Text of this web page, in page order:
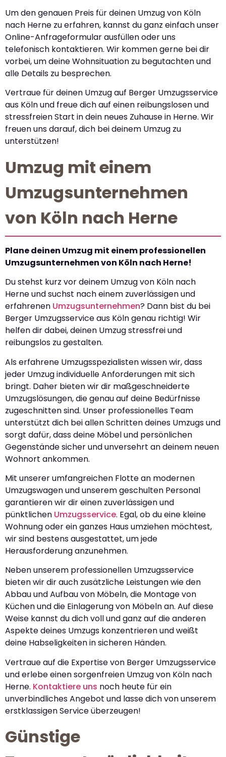
Um den genauen Preis für deinen Umzug von Köln
nach Herne zu erfahren, kannst du ganz einfach unser
Online-Anfrageformular ausfüllen oder uns
telefonisch kontaktieren. Wir kommen gerne bei dir
vorbei, um deine Wohnsituation zu begutachten und
alle Details zu besprechen.
Vertraue für deinen Umzug auf Berger Umzugsservice
aus Köln und freue dich auf einen reibungslosen und
stressfreien Start in dein neues Zuhause in Herne. Wir
freuen uns darauf, dich bei deinem Umzug zu
unterstützen!
Umzug mit einem
Umzugsunternehmen
von Köln nach Herne
Plane deinen Umzug mit einem professionellen
Umzugsunternehmen von Köln nach Herne!
Du stehst kurz vor deinem Umzug von Köln nach
Herne und suchst nach einem zuverlässigen und
erfahrenen Umzugsunternehmen? Dann bist du bei
Berger Umzugsservice aus Köln genau richtig! Wir
helfen dir dabei, deinen Umzug stressfrei und
reibungslos zu gestalten.
Als erfahrene Umzugsspezialisten wissen wir, dass
jeder Umzug individuelle Anforderungen mit sich
bringt. Daher bieten wir dir maßgeschneiderte
Umzugslösungen, die genau auf deine Bedürfnisse
zugeschnitten sind. Unser professionelles Team
unterstützt dich bei allen Schritten deines Umzugs und
sorgt dafür, dass deine Möbel und persönlichen
Gegenstände sicher und unversehrt an deinem neuen
Wohnort ankommen.
Mit unserer umfangreichen Flotte an modernen
Umzugswagen und unserem geschulten Personal
garantieren wir dir einen zuverlässigen und
pünktlichen Umzugsservice. Egal, ob du eine kleine
Wohnung oder ein ganzes Haus umziehen möchtest,
wir sind bestens ausgestattet, um jede
Herausforderung anzunehmen.
Neben unserem professionellen Umzugsservice
bieten wir dir auch zusätzliche Leistungen wie den
Abbau und Aufbau von Möbeln, die Montage von
Küchen und die Einlagerung von Möbeln an. Auf diese
Weise kannst du dich voll und ganz auf die anderen
Aspekte deines Umzugs konzentrieren und weißt
deine Habseligkeiten in sicheren Händen.
Vertraue auf die Expertise von Berger Umzugsservice
und erlebe einen sorgenfreien Umzug von Köln nach
Herne. Kontaktiere uns noch heute für ein
unverbindliches Angebot und lasse dich von unserem
erstklassigen Service überzeugen!
Günstige